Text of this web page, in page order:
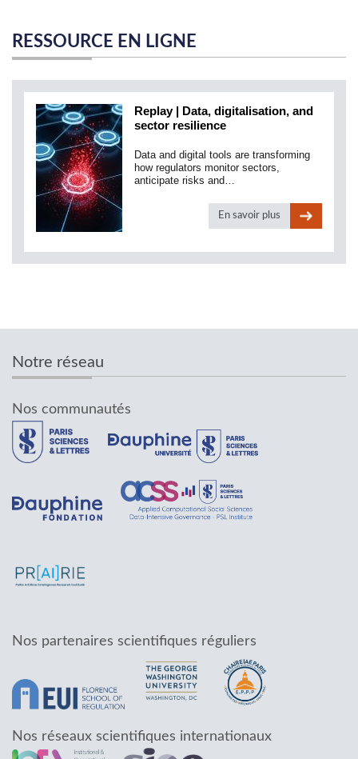
RESSOURCE EN LIGNE
Replay | Data, digitalisation, and
sector resilience
Data and digital tools are transforming
how regulators monitor sectors,
anticipate risks and…
En savoir plus
Notre réseau
Nos communautés
Nos partenaires scientifiques réguliers
Nos réseaux scientifiques internationaux